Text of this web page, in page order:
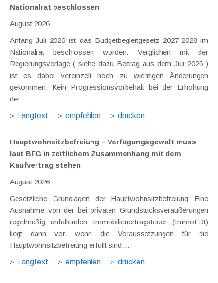
Nationalrat beschlossen
August 2026
Anfang Juli 2026 ist das Budgetbegleitgesetz 2027-2028 im
Nationalrat beschlossen worden. Verglichen mit der
Regierungsvorlage ( siehe dazu Beitrag aus dem Juli 2026 )
ist es dabei vereinzelt noch zu wichtigen Änderungen
gekommen. Kein Progressionsvorbehalt bei der Erhöhung
der...
Langtext
empfehlen drucken
Hauptwohnsitz​­befreiung – Verfügungsgewalt muss
laut BFG in zeitlichem Zusammenhang mit dem
Kaufvertrag stehen
August 2026
Gesetzliche Grundlagen der Hauptwohnsitzbefreiung Eine
Ausnahme von der bei privaten Grundstücksveräußerungen
regelmäßig anfallenden Immobilienertragsteuer (ImmoESt)
liegt dann vor, wenn die Voraussetzungen für die
Hauptwohnsitzbefreiung erfüllt sind....
Langtext
empfehlen drucken